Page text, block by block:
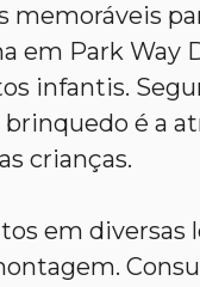
memoráveis
em Park Way
infantis.
é a
crianças.
em diversas